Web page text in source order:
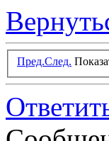
Пред.След.